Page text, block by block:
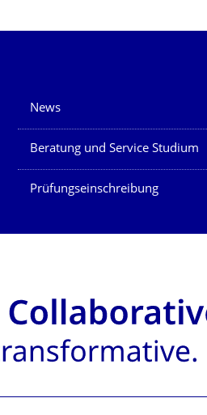
Unsere Dienste
News
Beratung und Service Studium
Prüfungseinschreibung